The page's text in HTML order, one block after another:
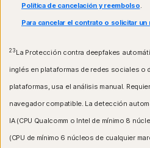
Política de cancelación y reembolso
Para cancelar el contrato o solicitar
23 La Protección contra deepfakes
inglés en plataformas de redes sociales o
plataformas, usa el análisis manual.
navegador compatible. La detección
IA (CPU Qualcomm o Intel de mínimo 8
(CPU de mínimo 6 núcleos de cualquier